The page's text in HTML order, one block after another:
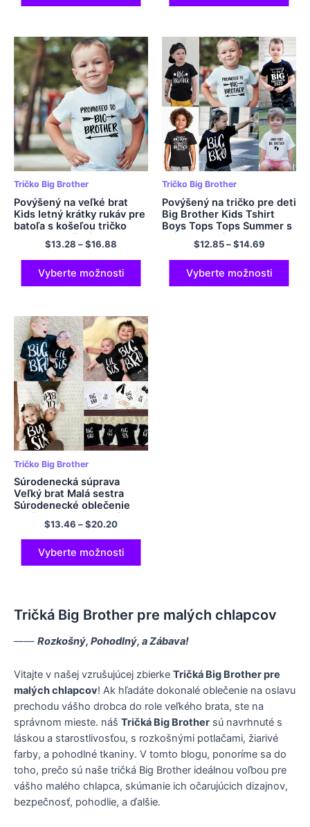
Tričko Big Brother
Povýšený na veľké brat
Kids letný krátky rukáv pre
batoľa s košeľou tričko
chlapci dievčatá topil
detské oblečenie dievčat
tričko,BAL571
$13.28 –$16.88
Vyberte možnosti
Tričko Big Brother
Povýšený na tričko pre deti
Big Brother Kids Tshirt
Boys Tops Tops Summer s
krátkym rukávom Toddler
Boy košeľa neformálne
detské oblečenie
dievčenské tričko
$12.85–$14.69
Vyberte možnosti
Tričko Big Brother
Súrodenecká súprava
Veľký brat Malá sestra
Súrodenecké oblečenie
Darček pre deti Veľký brat
Lil Sis Brat sestrička Tričko
Darčekové oblečenie pre
bábätká
$13.46 –$20.20
Vyberte možnosti
Tričká Big Brother pre malých chlapcov
—— Rozkošný, Pohodlný, a Zábava!
Vitajte v našej vzrušujúcej zbierke Tričká Big Brother pre
malých chlapcov! Ak hľadáte dokonalé oblečenie na oslavu
prechodu vášho drobca do role veľkého brata, ste na
správnom mieste. náš Tričká Big Brother sú navrhnuté s
láskou a starostlivosťou, s rozkošnými potlačami, žiarivé
farby, a pohodlné tkaniny. V tomto blogu, ponoríme sa do
toho, prečo sú naše tričká Big Brother ideálnou voľbou pre
vášho malého chlapca, skúmanie ich očarujúcich dizajnov,
bezpečnosť, pohodlie, a ďalšie.